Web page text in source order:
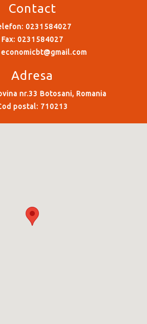
Contact
0231584027
Fax: 0231584027
economicbt@gmail.com
Adresa
nr.33 Botosani, Romania
postal: 710213